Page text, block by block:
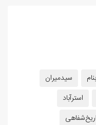
سیدمیران
استرآباد